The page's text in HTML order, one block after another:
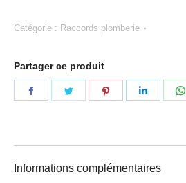
Catégorie : Raccords plomberie
Partager ce produit
Partager Partager Partager Partager
Informations complémentaires